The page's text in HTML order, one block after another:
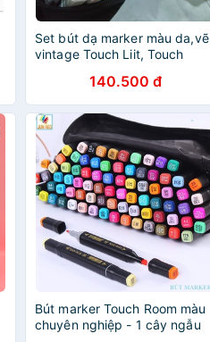
Set bút dạ marker màu da,vẽ
vintage Touch Liit, Touch
head, Touchliit 6 [skin tone /
vintage]
140.500 đ
Bút marker Touch Room màu
chuyên nghiệp - 1 cây ngẫu